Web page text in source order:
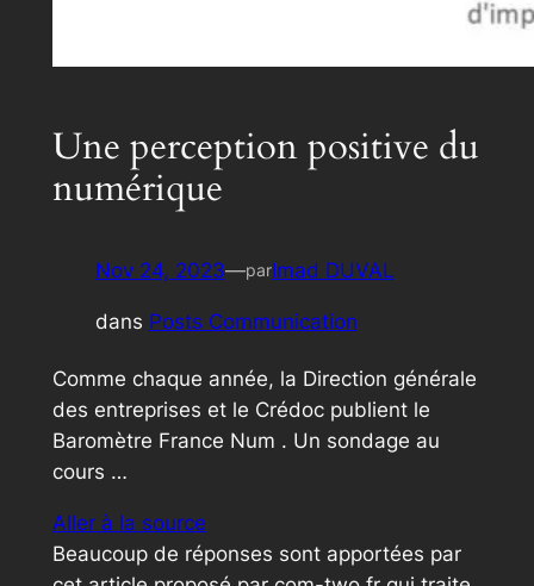
Une perception positive du
numérique
Nov 24, 2023—parImad DUVAL
dans Posts Communication
Comme chaque année, la Direction générale
des entreprises et le Crédoc publient le
Baromètre France Num . Un sondage au
cours …
Aller à la source
Beaucoup de réponses sont apportées par